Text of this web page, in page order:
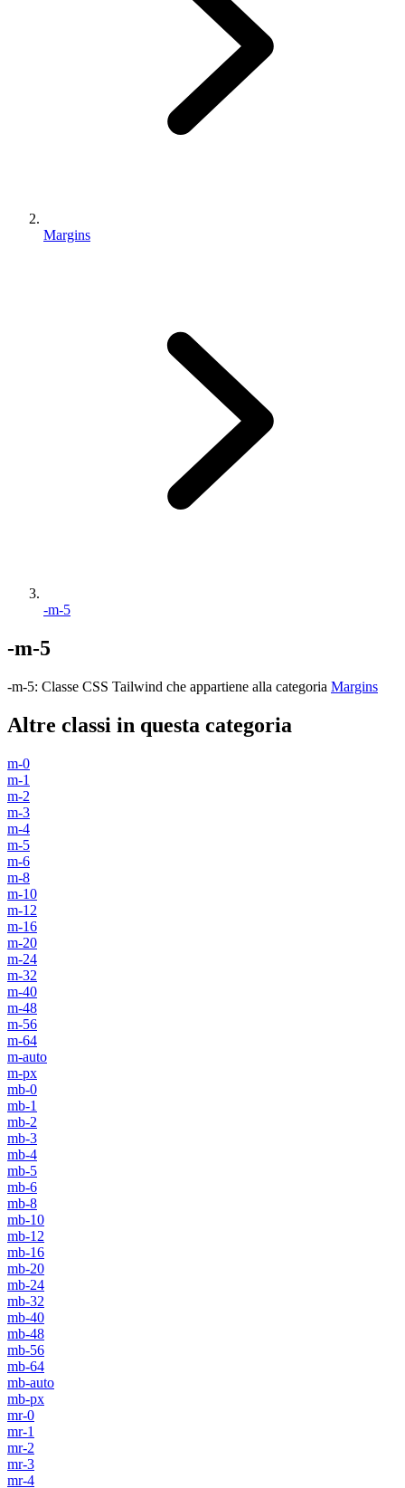
Margins
-m-5
-m-5
-m-5: Classe CSS Tailwind che appartiene alla categoria Margins
Altre classi in questa categoria
m-0
m-1
m-2
m-3
m-4
m-5
m-6
m-8
m-10
m-12
m-16
m-20
m-24
m-32
m-40
m-48
m-56
m-64
m-auto
m-px
mb-0
mb-1
mb-2
mb-3
mb-4
mb-5
mb-6
mb-8
mb-10
mb-12
mb-16
mb-20
mb-24
mb-32
mb-40
mb-48
mb-56
mb-64
mb-auto
mb-px
mr-0
mr-1
mr-2
mr-3
mr-4